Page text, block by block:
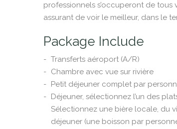
professionnels s’occuperont de
assurant de voir le meilleur, dans le
Package Include
Transferts aéroport (A/R)
Chambre avec vue sur rivière
Petit déjeuner complet par
Déjeuner, sélectionnez l’un des
Sélectionnez une bière locale, du
déjeuner (une boisson par